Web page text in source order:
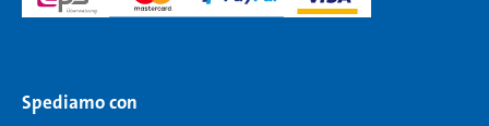
Spediamo con